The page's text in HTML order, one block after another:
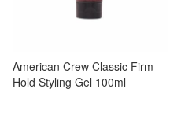
American Crew Classic Firm
Hold Styling Gel 100ml